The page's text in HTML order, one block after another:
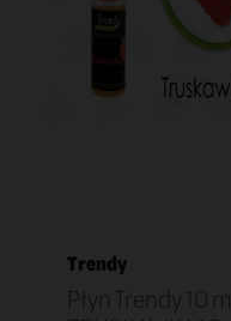
Trendy
Płyn Trendy 10 ml